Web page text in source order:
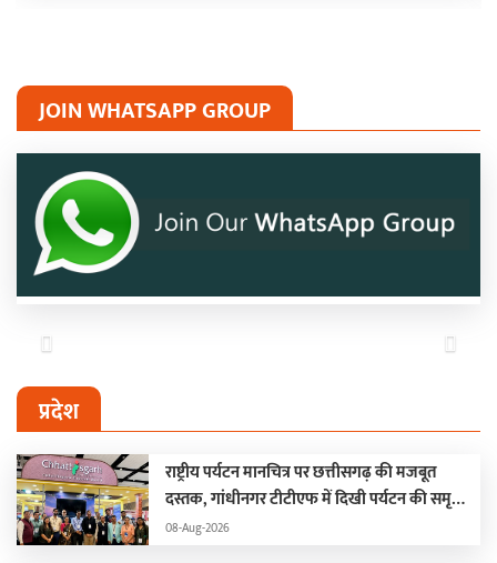
JOIN WHATSAPP GROUP
Previous
Next
प्रदेश
राष्ट्रीय पर्यटन मानचित्र पर छत्तीसगढ़ की मजबूत
दस्तक, गांधीनगर टीटीएफ में दिखी पर्यटन की समृद्ध
तस्वीर
08-Aug-2026